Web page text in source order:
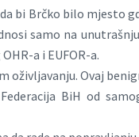
bi Brčko bilo mjesto
samo na
a i EUFOR-a.
oživljavanju. Ovaj
BiH od